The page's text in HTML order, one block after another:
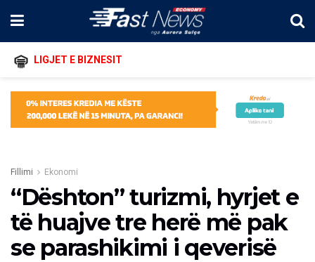
LIGJET E BIZNESIT
Fillimi Ekonomi
“Dështon” turizmi, hyrjet e
të huajve tre herë më pak
se parashikimi i qeverisë